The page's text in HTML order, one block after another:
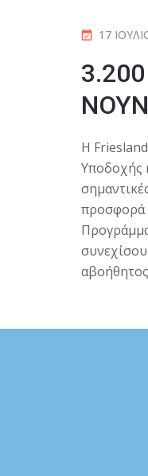
17
Η
Υποδοχής
προσφορά